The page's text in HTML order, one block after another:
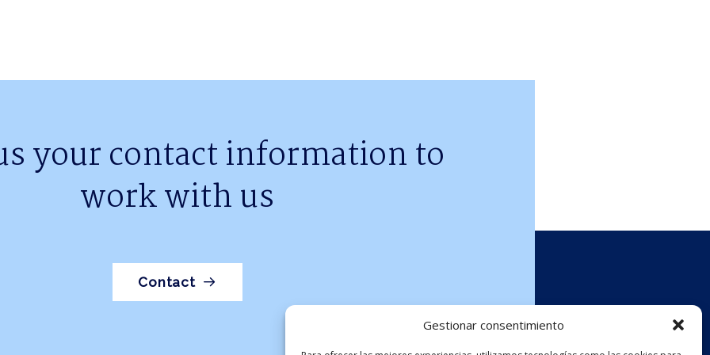
Gestionar consentimiento
your contact information to
work with us
Contact